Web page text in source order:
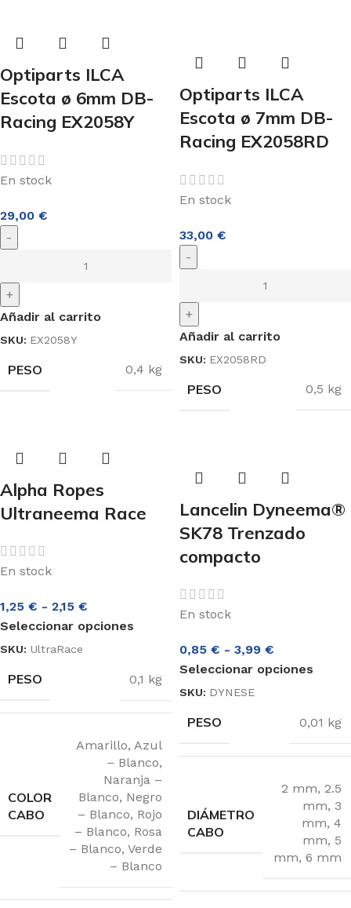
Optiparts ILCA
Escota ø 6mm DB-
Racing EX2058Y
En stock
29,00 €
-
+
Añadir al carrito
SKU: EX2058Y
PESO 0,4 kg
Optiparts ILCA
Escota ø 7mm DB-
Racing EX2058RD
En stock
33,00 €
-
+
Añadir al carrito
SKU: EX2058RD
PESO 0,5 kg
Alpha Ropes
Ultraneema Race
En stock
1,25 € - 2,15 €
Seleccionar opciones
SKU: UltraRace
PESO 0,1 kg
COLOR
CABO
Amarillo, Azul
– Blanco,
Naranja –
Blanco, Negro
– Blanco, Rojo
– Blanco, Rosa
– Blanco, Verde
– Blanco
Lancelin Dyneema®
SK78 Trenzado
compacto
En stock
0,85 € - 3,99 €
Seleccionar opciones
SKU: DYNESE
PESO 0,01 kg
DIÁMETRO
CABO
2 mm, 2.5
mm, 3
mm, 4
mm, 5
mm, 6 mm